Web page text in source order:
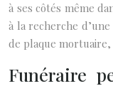
à ses côtés même
à la recherche
de plaque
Funéraire